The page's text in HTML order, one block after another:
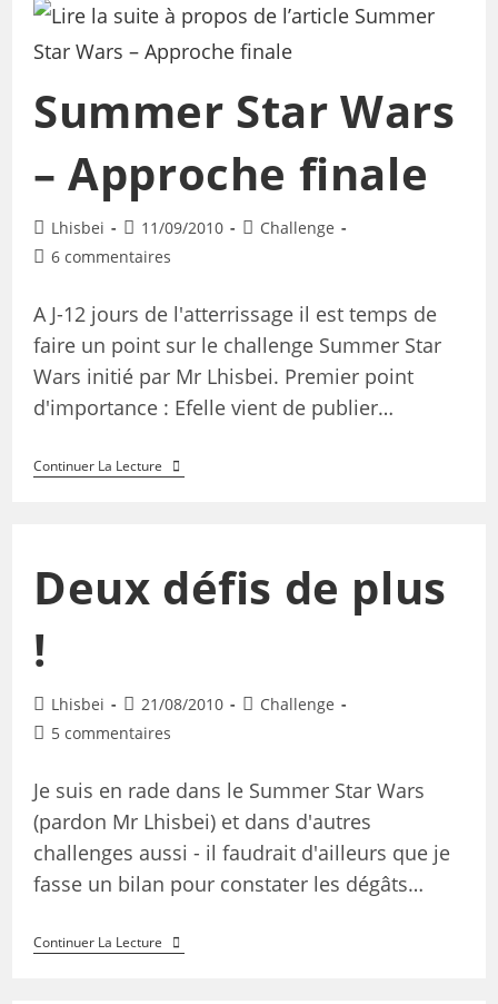
Summer Star Wars
– Approche finale
Lhisbei 11/09/2010
Challenge
6 commentaires
A J-12 jours de l'atterrissage il est temps de
faire un point sur le challenge Summer Star
Wars initié par Mr Lhisbei. Premier point
d'importance : Efelle vient de publier…
Continuer La Lecture
Deux défis de plus
!
Lhisbei 21/08/2010
Challenge
5 commentaires
Je suis en rade dans le Summer Star Wars
(pardon Mr Lhisbei) et dans d'autres
challenges aussi - il faudrait d'ailleurs que je
fasse un bilan pour constater les dégâts…
Continuer La Lecture